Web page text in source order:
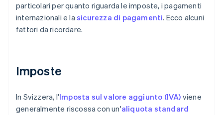
particolari per quanto riguarda le imposte, i pagamenti
internazionali e lasicurezza di pagamenti. Ecco alcuni
fattori da ricordare.
Imposte
In Svizzera, l'Imposta sul valore aggiunto (IVA) viene
generalmente riscossa con un'aliquota standard